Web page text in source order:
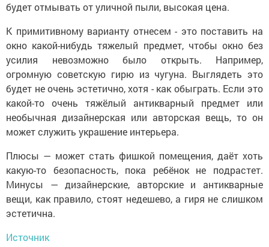
будет отмывать от уличной пыли, высокая цена.
К примитивному варианту отнесем - это поставить на
окно какой-нибудь тяжелый предмет, чтобы окно без
усилия невозможно было открыть. Например,
огромную советскую гирю из чугуна. Выглядеть это
будет не очень эстетично, хотя - как обыграть. Если это
какой-то очень тяжёлый антикварный предмет или
необычная дизайнерская или авторская вещь, то он
может служить украшение интерьера.
Плюсы — может стать фишкой помещения, даёт хоть
какую-то безопасность, пока ребёнок не подрастет.
Минусы — дизайнерские, авторские и антикварные
вещи, как правило, стоят недешево, а гиря не слишком
эстетична.
Источник